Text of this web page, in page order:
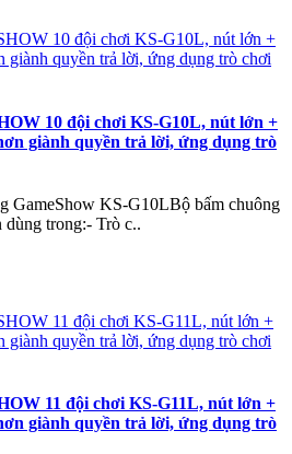
10 đội chơi KS-G10L, nút lớn +
giành quyền trả lời, ứng dụng trò
GameShow KS-G10LBộ bấm chuông
trong:- Trò c..
11 đội chơi KS-G11L, nút lớn +
giành quyền trả lời, ứng dụng trò